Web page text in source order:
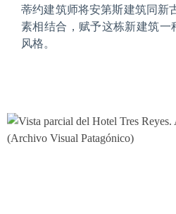
蒂约建筑师将安第斯建筑同新
素相结合，赋予这栋新建筑一
风格。